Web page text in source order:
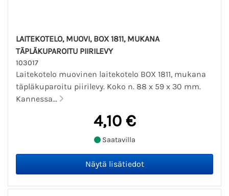
LAITEKOTELO, MUOVI, BOX 1811, MUKANA
TÄPLÄKUPAROITU PIIRILEVY
103017
Laitekotelo muovinen laitekotelo BOX 1811, mukana
täpläkuparoitu piirilevy. Koko n. 88 x 59 x 30 mm.
Kannessa...
4,10 €
Saatavilla